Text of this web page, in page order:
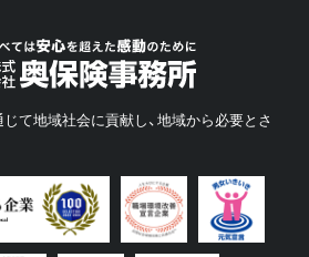
て地域社会に貢献し、地域から必要とさ